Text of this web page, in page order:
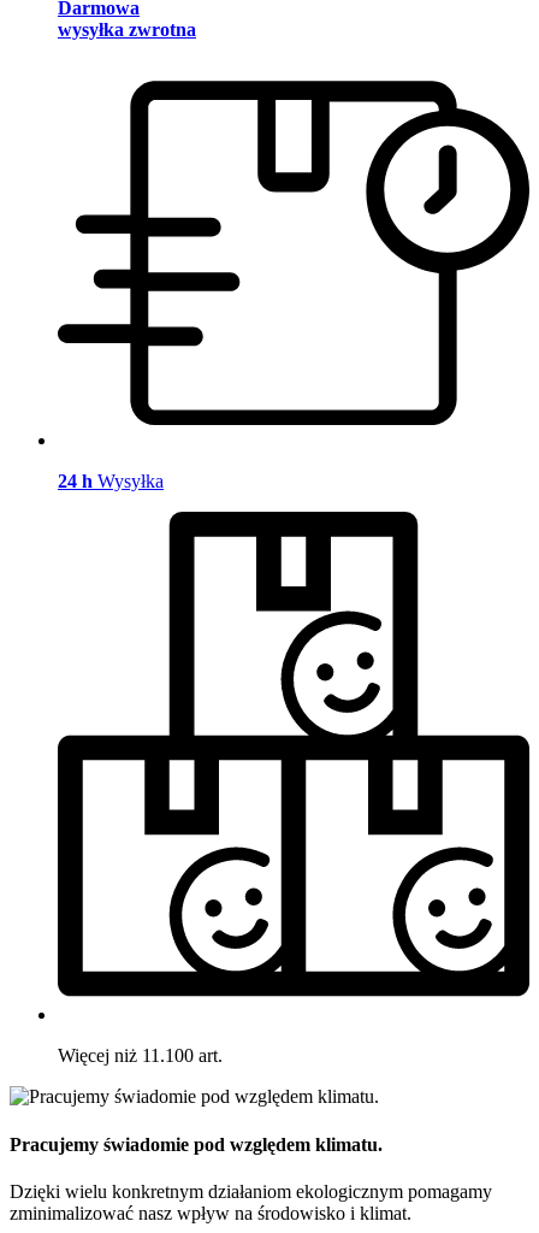
Darmowa
wysyłka zwrotna
24 h Wysyłka
Więcej niż 11.100 art.
Pracujemy świadomie pod względem klimatu.
Dzięki wielu konkretnym działaniom ekologicznym pomagamy
zminimalizować nasz wpływ na środowisko i klimat.